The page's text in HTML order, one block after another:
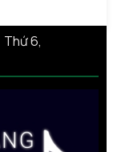
Thứ 6,